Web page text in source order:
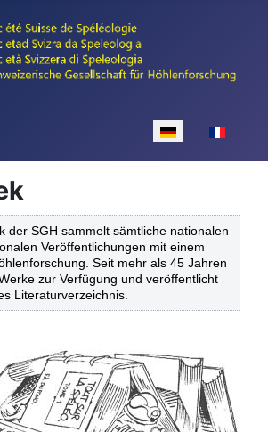
Sprache
der SGH sammelt sämtliche nationalen
Veröffentlichungen mit einem
Seit mehr als 45 Jahren
zur Verfügung und veröffentlicht
Literaturverzeichnis.